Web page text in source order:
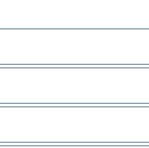
zawodu pedagoga
intelektualną w szkołach
opiekuńczo –